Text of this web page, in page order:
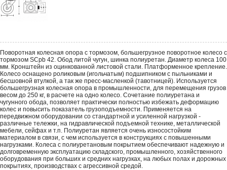
Поворотная колесная опора с тормозом, большегрузное поворотное колесо с
тормозом SCpb 42. Обод литой чугун, шинка полиуретан. Диаметр колеса 100
мм. Кронштейн из оцинкованной листовой стали. Платформенное крепление.
Колесо оснащено роликовым (игольчатым) подшипником с пыльниками и
бесшовной втулкой, а так же пресс-масленкой (тавотницей). Используется
большегрузная колесная опора в промышленности, для перемещения грузов
весом до 250 кг, в расчете на одно колесо. Сочетание полиуретана и
чугунного обода, позволяет практически полностью избежать деформацию
колес и повысить показатель грузоподъемности. Применяется на
передвижном оборудовании со стандартной и усиленной нагрузкой -
различные тележки, на гидравлической подъемной технике, металлической
мебели, сейфах и т.п. Полиуретан является очень износостойким
материалом в связи, с чем используется в конструкциях с повышенными
нагрузками. Колеса с полиуретановым покрытием обеспечивают надежную и
долговременную эксплуатацию складского, промышленного, хозяйственного
оборудования при больших и средних нагрузках, на любых полах и дорожных
покрытиях, производствах с агрессивной средой.